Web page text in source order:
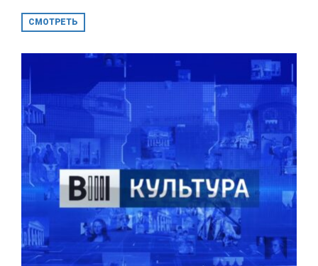
СМОТРЕТЬ